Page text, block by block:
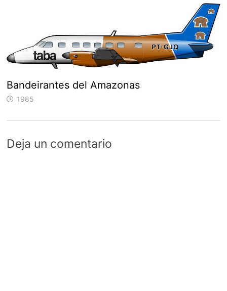
Bandeirantes del Amazonas
1985
Deja un comentario